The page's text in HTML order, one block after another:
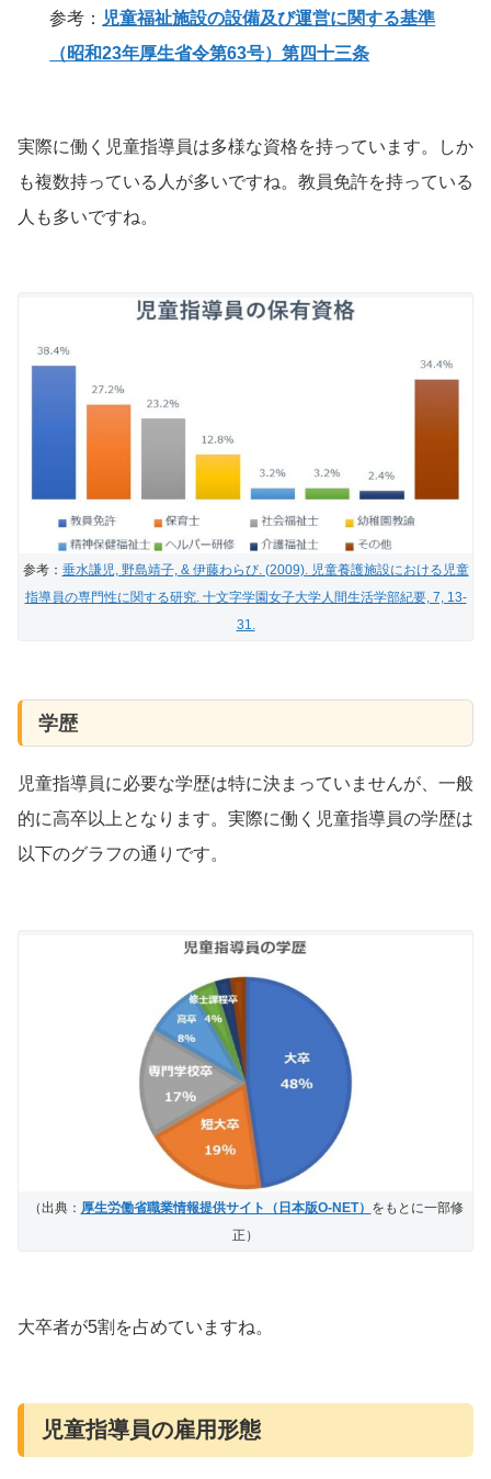
参考： 児童福祉施設の設備及び運営に関する基準
（昭和23年厚生省令第63号）第四十三条
実際に働く児童指導員は多様な資格を持っています。しか
も複数持っている人が多いですね。教員免許を持っている
人も多いですね。
参考： 垂水謙児, 野島靖子, & 伊藤わらび. (2009). 児童養護施設における児童
指導員の専門性に関する研究. 十文字学園女子大学人間生活学部紀要, 7, 13-
31.
学歴
児童指導員に必要な学歴は特に決まっていませんが、一般
的に高卒以上となります。実際に働く児童指導員の学歴は
以下のグラフの通りです。
（出典： 厚生労働省職業情報提供サイト（日本版O-NET） をもとに一部修
正）
大卒者が5割を占めていますね。
児童指導員の雇用形態